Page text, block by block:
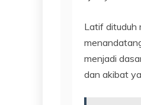
Latif dituduh
menjadi
dan akibat